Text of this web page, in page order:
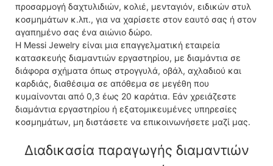
προσαρμογή δαχτυλιδιών, κολιέ, μενταγιόν, ειδικών στυλ
κοσμημάτων κ.λπ., για να χαρίσετε στον εαυτό σας ή στον
αγαπημένο σας ένα αιώνιο δώρο.
Η Messi Jewelry είναι μια επαγγελματική εταιρεία
κατασκευής διαμαντιών εργαστηρίου, με διαμάντια σε
διάφορα σχήματα όπως στρογγυλά, οβάλ, αχλαδιού και
καρδιάς, διαθέσιμα σε απόθεμα σε μεγέθη που
κυμαίνονται από 0,3 έως 20 καράτια. Εάν χρειάζεστε
διαμάντια εργαστηρίου ή εξατομικευμένες υπηρεσίες
κοσμημάτων, μη διστάσετε να επικοινωνήσετε μαζί μας.
Διαδικασία παραγωγής διαμαντιών